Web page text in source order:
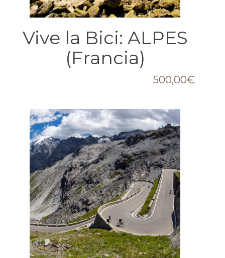
Vive la Bici: ALPES
(Francia)
500,00€